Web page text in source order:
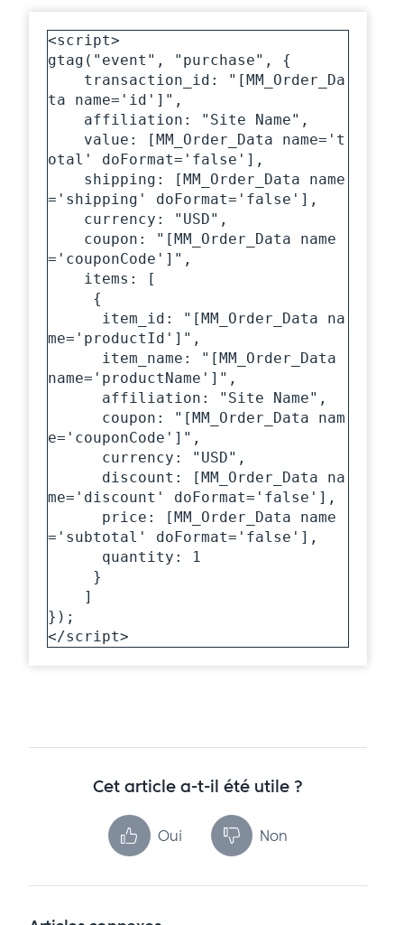
<script>
gtag("event", "purchase", {
ta name='id']",
otal' doFormat='false'],
='shipping' doFormat='false'],
='couponCode']",
me='productId']",
name='productName']",
e='couponCode']",
me='discount' doFormat='false'],
='subtotal' doFormat='false'],
});
</script>
Cet article a-t-il été utile ?
Oui Non